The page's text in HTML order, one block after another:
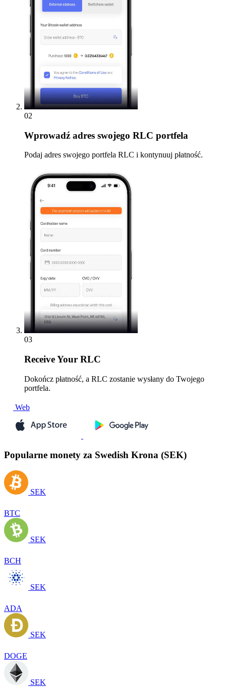
02
Wprowadź adres swojego RLC portfela
Podaj adres swojego portfela RLC i kontynuuj płatność.
03
ReceiveYour RLC
Dokończ płatność, a RLC zostanie wysłany do Twojego
portfela.
Web
Popularne monety za Swedish Krona (SEK)
SEK
BTC
SEK
BCH
SEK
ADA
SEK
DOGE
SEK